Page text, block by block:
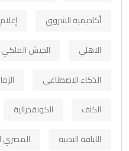
أكاديمية الشروق
الاهلي
الجيش الملكي
الذكاء الاصطناعي
الكاف
الكونفدرالية
اللياقة البدنية
المصري